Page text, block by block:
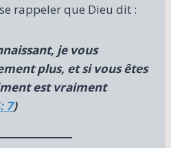
rappeler que Dieu dit :
je vous
plus, et si vous êtes
est vraiment
7)